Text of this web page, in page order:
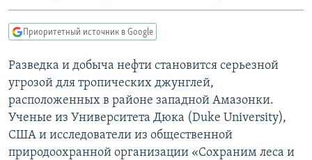
главной
навигации
Вернутся
поиску
IDEL.РЕАЛИИ
КАВКАЗ.РЕАЛИИ
СЕВЕР.РЕАЛИИ
СИБИРЬ.РЕАЛИИ
РАСПИСАНИЕ ВЕЩАНИЯ
Приоритетный источник в Google
Разведка и добыча нефти становится серьезной
угрозой для тропических джунглей,
расположенных в районе западной Амазонки.
Ученые из Университета Дюка (Duke University),
США и исследователи из общественной
природоохранной организации «Сохраним леса и